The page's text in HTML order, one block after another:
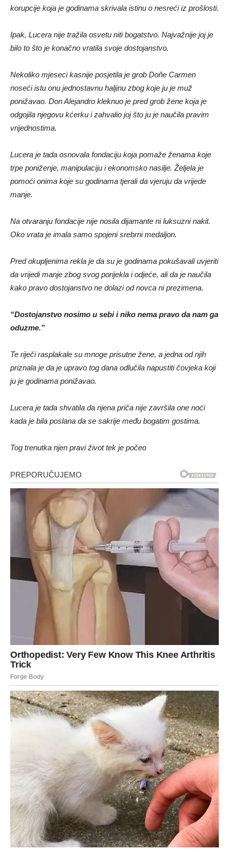
korupcije koja je godinama skrivala istinu o nesreći iz prošlosti.
Ipak, Lucera nije tražila osvetu niti bogatstvo. Najvažnije joj je
bilo to što je konačno vratila svoje dostojanstvo.
Nekoliko mjeseci kasnije posjetila je grob Doñe Carmen
noseći istu onu jednostavnu haljinu zbog koje ju je muž
ponižavao. Don Alejandro kleknuo je pred grob žene koja je
odgojila njegovu kćerku i zahvalio joj što ju je naučila pravim
vrijednostima.
Lucera je tada osnovala fondaciju koja pomaže ženama koje
trpe poniženje, manipulaciju i ekonomsko nasilje. Željela je
pomoći onima koje su godinama tjerali da vjeruju da vrijede
manje.
Na otvaranju fondacije nije nosila dijamante ni luksuzni nakit.
Oko vrata je imala samo spojeni srebrni medaljon.
Pred okupljenima rekla je da su je godinama pokušavali uvjeriti
da vrijedi manje zbog svog porijekla i odjeće, ali da je naučila
kako pravo dostojanstvo ne dolazi od novca ni prezimena.
“Dostojanstvo nosimo u sebi i niko nema pravo da nam ga
oduzme.”
Te riječi rasplakale su mnoge prisutne žene, a jedna od njih
priznala je da je upravo tog dana odlučila napustiti čovjeka koji
ju je godinama ponižavao.
Lucera je tada shvatila da njena priča nije završila one noći
kada je bila poslana da se sakrije među bogatim gostima.
Tog trenutka njen pravi život tek je počeo